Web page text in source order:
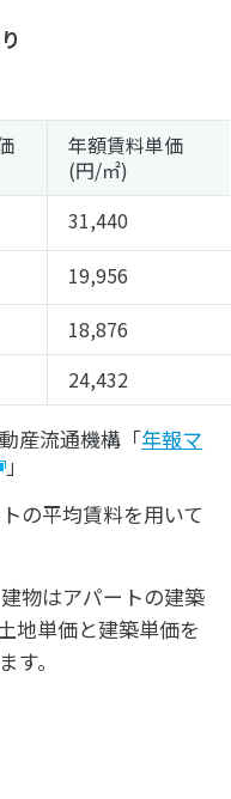
年額賃料単価
(円/㎡)
31,440
19,956
18,876
24,432
産流通機構「年報マ
」
の平均賃料を用いて
物はアパートの建築
地単価と建築単価を
す。